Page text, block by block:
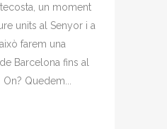
un moment
units al Senyor i a
farem una
Barcelona fins al
Quedem...